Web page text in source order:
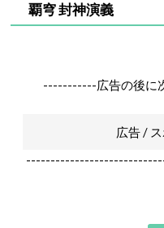
覇穹 封神演義
-----------広告の後に
広告 /